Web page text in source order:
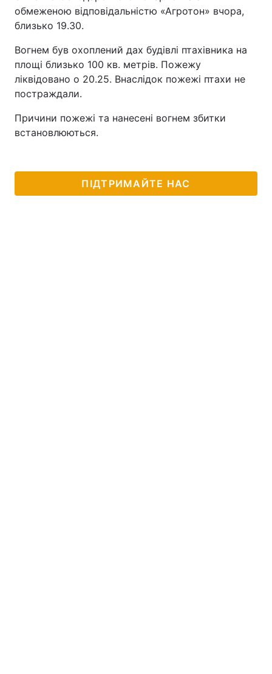
обмеженою відповідальністю «Агротон» вчора,
близько 19.30.
Вогнем був охоплений дах будівлі птахівника на
площі близько 100 кв. метрів. Пожежу
ліквідовано о 20.25. Внаслідок пожежі птахи не
постраждали.
Причини пожежі та нанесені вогнем збитки
встановлюються.
ПІДТРИМАЙТЕ НАС